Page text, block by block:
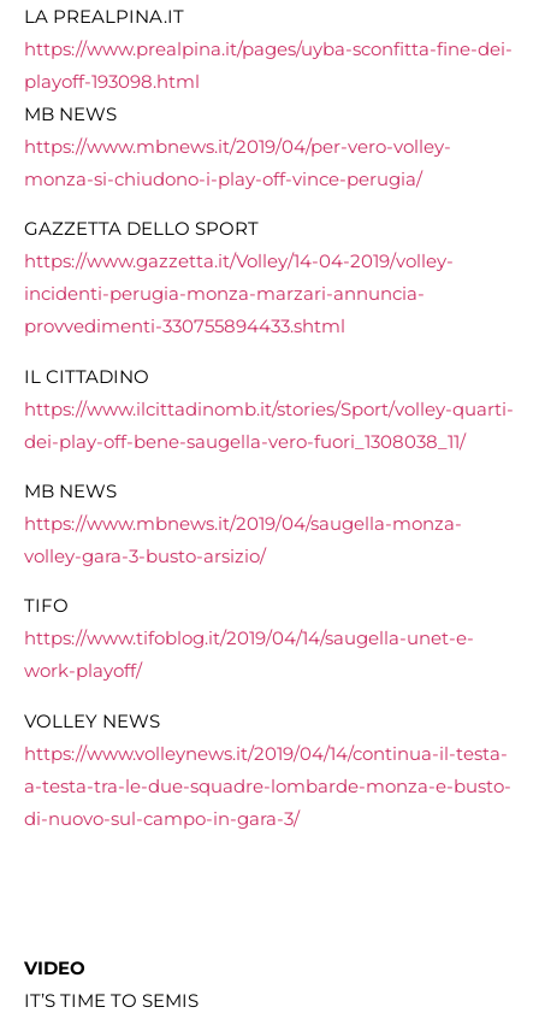
LA PREALPINA.IT
https://www.prealpina.it/pages/uyba-sconfitta-fine-dei-
playoff-193098.html
MB NEWS
https://www.mbnews.it/2019/04/per-vero-volley-
monza-si-chiudono-i-play-off-vince-perugia/
GAZZETTA DELLO SPORT
https://www.gazzetta.it/Volley/14-04-2019/volley-
incidenti-perugia-monza-marzari-annuncia-
provvedimenti-330755894433.shtml
IL CITTADINO
https://www.ilcittadinomb.it/stories/Sport/volley-quarti-
dei-play-off-bene-saugella-vero-fuori_1308038_11/
MB NEWS
https://www.mbnews.it/2019/04/saugella-monza-
volley-gara-3-busto-arsizio/
TIFO
https://www.tifoblog.it/2019/04/14/saugella-unet-e-
work-playoff/
VOLLEY NEWS
https://www.volleynews.it/2019/04/14/continua-il-testa-
a-testa-tra-le-due-squadre-lombarde-monza-e-busto-
di-nuovo-sul-campo-in-gara-3/
VIDEO
IT’S TIME TO SEMIS